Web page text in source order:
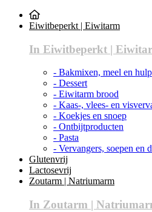
Eiwitbeperkt | Eiwitarm
In Eiwitbeperkt |
- Bakmixen, meel en
- Dessert
- Eiwitarm brood
- Kaas-, vlees- en
- Koekjes en snoep
- Ontbijtproducten
- Pasta
- Vervangers, soepen en
Glutenvrij
Lactosevrij
Zoutarm | Natriumarm
In Zoutarm |